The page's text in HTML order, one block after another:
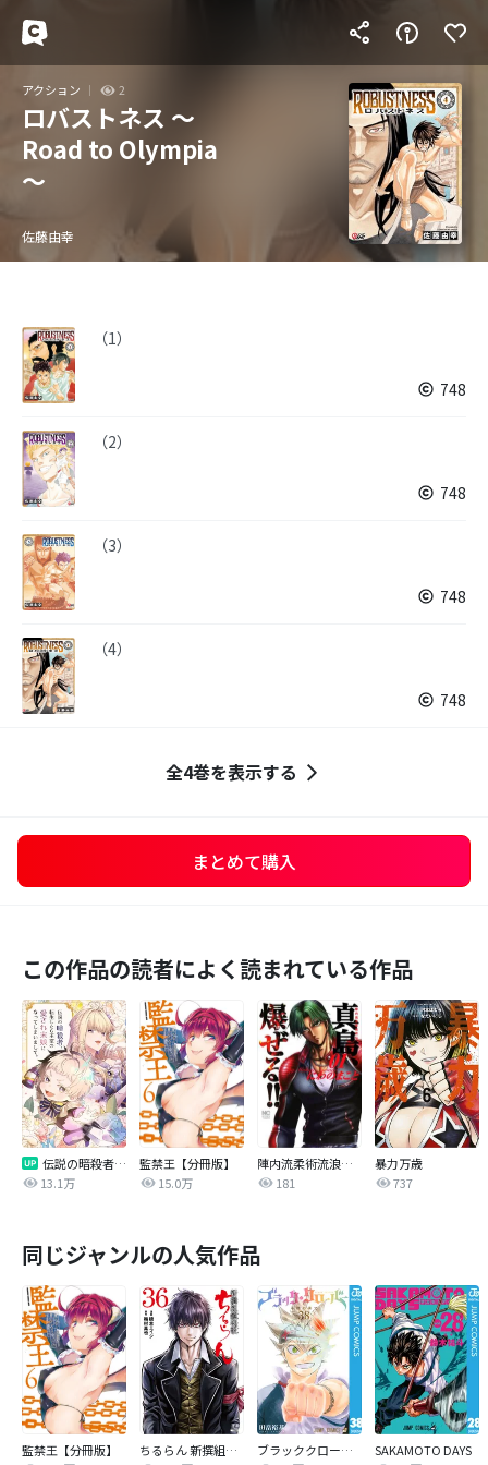
アクション 2
ロバストネス ～
Road to Olympia
～
佐藤由幸
（1）
748
（2）
748
（3）
748
（4）
748
全4巻を表示する
まとめて購入
この作品の読者によく読まれている作品
伝説の暗殺者、転生したら王家の愛され末娘になってしまいまして。【タテヨミ】
13.1万
監禁王【分冊版】
15.0万
陣内流柔術流浪伝 真島、爆ぜる！！
181
暴力万歳
737
同じジャンルの人気作品
監禁王【分冊版】
ちるらん 新撰組鎮魂歌
ブラッククローバー
SAKAMOTO DAYS